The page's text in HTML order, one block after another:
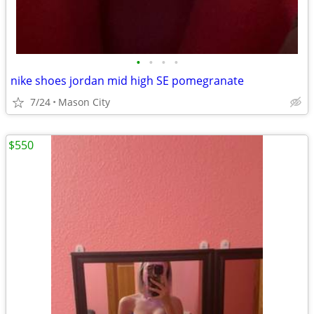
• • • •
nike shoes jordan mid high SE pomegranate
7/24 Mason City
$550